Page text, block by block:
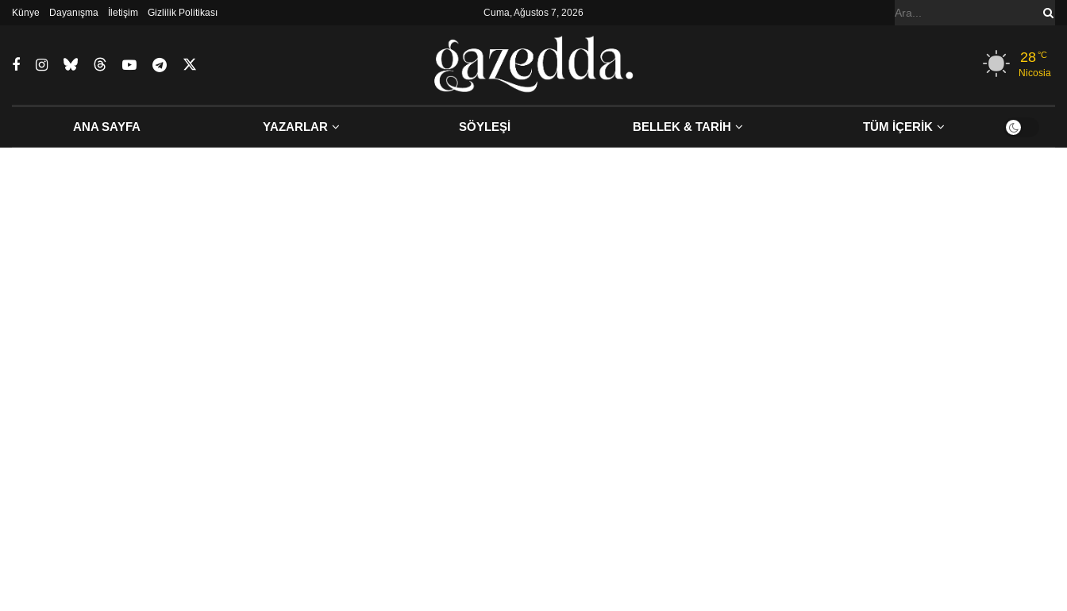
Künye Dayanışma İletişim Gizlilik Politikası Cuma, Ağustos 7, 2026
28°C
Nicosia
ANA SAYFA YAZARLAR SÖYLEŞİ BELLEK & TARİH TÜM İÇERİK